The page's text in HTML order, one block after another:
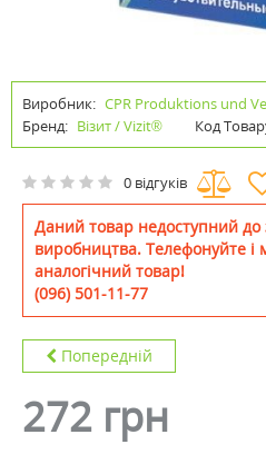
Виробник: CPR Produktions und
Бренд: Візит / Vizit® Код
0 відгуків
Даний товар недоступний
виробництва. Телефонуйте і
аналогічний товар!
(096) 501-11-77
Попередній
272 грн